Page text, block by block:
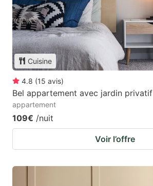
Cuisine
4.8 (15 avis)
Bel appartement avec jardin privatif
appartement
109€ /nuit
Voir l’offre